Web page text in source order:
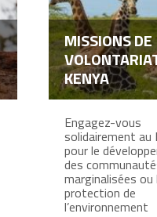
MISSIONS DE
KENYA
Engagez-vous
solidairement au
pour le
des
marginalisées ou
protection de
l’environnement